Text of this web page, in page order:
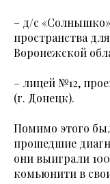
– д/с
пространства
Воронежской
– лицей №12,
(г. Донецк).
Помимо этого
прошедшие
они выиграли
комьюнити в